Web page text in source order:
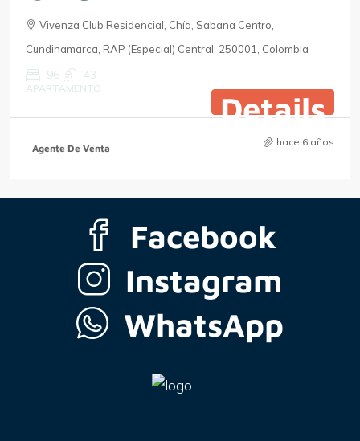
Vivenza Club Residencial, Chía, Sabana Centro,
Cundinamarca, RAP (Especial) Central, 250001, Colombia
96 43
APARTAMENTO
Details
Agente De Venta
hace 6 años
Facebook
Instagram
WhatsApp